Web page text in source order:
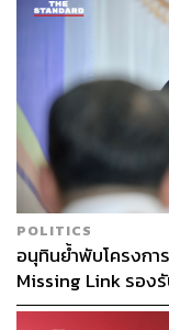
POLITICS
อนุทินย้ำพับโครงก
Missing Link รอง